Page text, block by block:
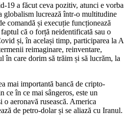
19 a făcut ceva pozitiv, atunci e vorba
globalism lucrează într-o multitudine
comandă și execuție funcționează
că o forță neidentificată sau o
și, în același timp, participarea la A
reimaginare, reinventare,
în care dorim să trăim și să lucrăm, la
mai importantă bancă de cripto-
în ce mai sângeros, este un
aeronavă rusească. America
de petro-dolar și se aliază cu Iranul.